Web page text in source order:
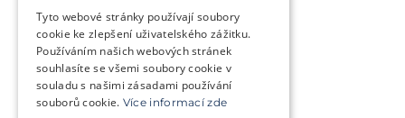
Jsem v onkologické léčbě
Chci pomoct jiným párům
Tyto webové stránky používají soubory
cookie ke zlepšení uživatelského zážitku.
Používáním našich webových stránek
souhlasíte se všemi soubory cookie v
souladu s našimi zásadami používání
souborů cookie. Více informací zde